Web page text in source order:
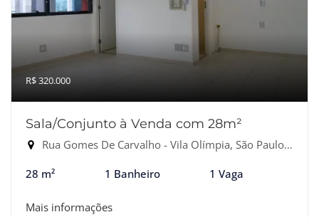
R$ 320.000
Sala/Conjunto à Venda com 28m²
Rua Gomes De Carvalho - Vila Olímpia, São Paulo-SP
28 m² 1 Banheiro 1 Vaga
Mais informações